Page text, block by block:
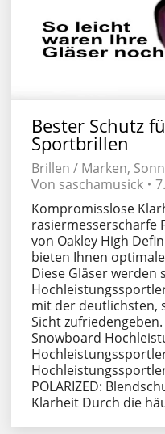
Bester Schutz
Sportbrillen
Brillen / Marken,
Von saschamusick
Kompromisslose
rasiermesserscharfe
von Oakley High
bieten Ihnen
Diese Gläser werden
mit der deutlichsten,
Sicht
Snowboard
POLARIZED:
Klarheit Durch die